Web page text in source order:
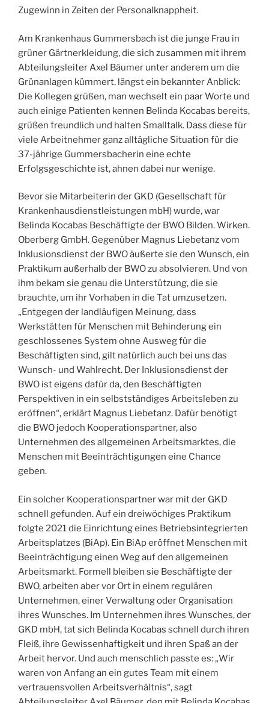
Zugewinn in Zeiten der Personalknappheit.
Am Krankenhaus Gummersbach ist die junge Frau in
grüner Gärtnerkleidung, die sich zusammen mit ihrem
Abteilungsleiter Axel Bäumer unter anderem um die
Grünanlagen kümmert, längst ein bekannter Anblick:
Die Kollegen grüßen, man wechselt ein paar Worte und
auch einige Patienten kennen Belinda Kocabas bereits,
grüßen freundlich und halten Smalltalk. Dass diese für
viele Arbeitnehmer ganz alltägliche Situation für die
37-jährige Gummersbacherin eine echte
Erfolgsgeschichte ist, ahnen dabei nur wenige.
Bevor sie Mitarbeiterin der GKD (Gesellschaft für
Krankenhausdienstleistungen mbH) wurde, war
Belinda Kocabas Beschäftigte der BWO Bilden. Wirken.
Oberberg GmbH. Gegenüber Magnus Liebetanz vom
Inklusionsdienst der BWO äußerte sie den Wunsch, ein
Praktikum außerhalb der BWO zu absolvieren. Und von
ihm bekam sie genau die Unterstützung, die sie
brauchte, um ihr Vorhaben in die Tat umzusetzen.
„Entgegen der landläufigen Meinung, dass
Werkstätten für Menschen mit Behinderung ein
geschlossenes System ohne Ausweg für die
Beschäftigten sind, gilt natürlich auch bei uns das
Wunsch- und Wahlrecht. Der Inklusionsdienst der
BWO ist eigens dafür da, den Beschäftigten
Perspektiven in ein selbstständiges Arbeitsleben zu
eröffnen“, erklärt Magnus Liebetanz. Dafür benötigt
die BWO jedoch Kooperationspartner, also
Unternehmen des allgemeinen Arbeitsmarktes, die
Menschen mit Beeinträchtigungen eine Chance
geben.
Ein solcher Kooperationspartner war mit der GKD
schnell gefunden. Auf ein dreiwöchiges Praktikum
folgte 2021 die Einrichtung eines Betriebsintegrierten
Arbeitsplatzes (BiAp). Ein BiAp eröffnet Menschen mit
Beeinträchtigung einen Weg auf den allgemeinen
Arbeitsmarkt. Formell bleiben sie Beschäftigte der
BWO, arbeiten aber vor Ort in einem regulären
Unternehmen, einer Verwaltung oder Organisation
ihres Wunsches. Im Unternehmen ihres Wunsches, der
GKD mbH, tat sich Belinda Kocabas schnell durch ihren
Fleiß, ihre Gewissenhaftigkeit und ihren Spaß an der
Arbeit hervor. Und auch menschlich passte es: „Wir
waren von Anfang an ein gutes Team mit einem
vertrauensvollen Arbeitsverhältnis“, sagt